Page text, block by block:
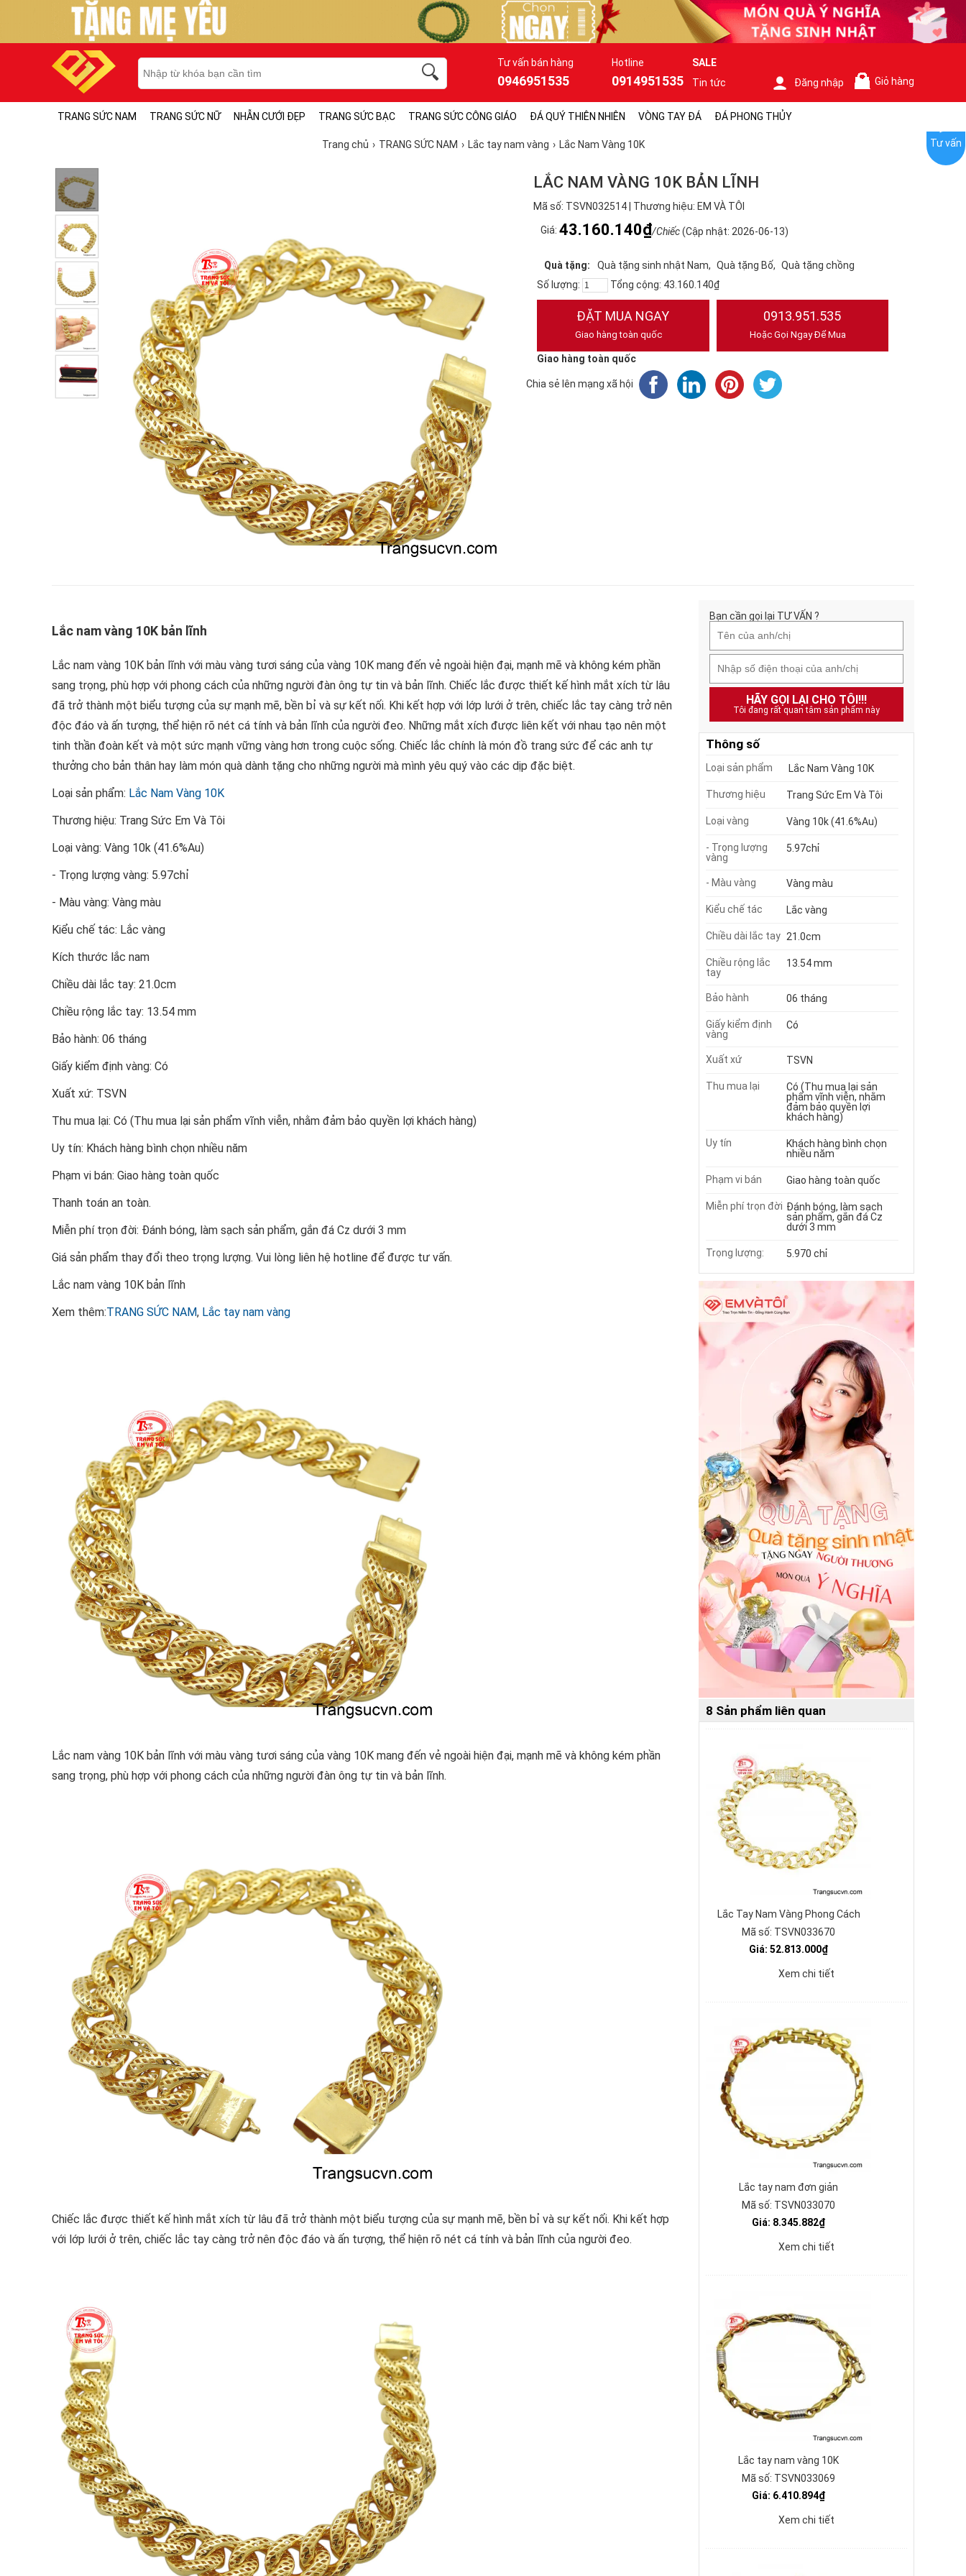
Tư vấn bán hàng
0946951535
Hotline
0914951535
SALE
Tin tức
Đăng nhập Giỏ hàng
TRANG SỨC NAM TRANG SỨC NỮ NHẪN CƯỚI ĐẸP TRANG SỨC BẠC TRANG SỨC CÔNG GIÁO ĐÁ QUÝ THIÊN NHIÊN VÒNG TAY ĐÁ ĐÁ PHONG THỦY
Trang chủ TRANG SỨC NAM Lắc tay nam vàng Lắc Nam Vàng 10K
LẮC NAM VÀNG 10K BẢN LĨNH
Mã số: TSVN032514 | Thương hiệu: EM VÀ TÔI
Giá: 43.160.140₫/Chiếc(Cập nhật: 2026-06-13)
Quà tặng: Quà tặng sinh nhật Nam Quà tặng Bố
Quà tặng chồng
Số lượng:
Tổng cộng: 43.160.140₫
ĐẶT MUA NGAY
Giao hàng toàn quốc
0913.951.535
Hoặc Gọi Ngay Để Mua
Giao hàng toàn quốc
Chia sẻ lên mạng xã hội
Lắc nam vàng 10K bản lĩnh
Lắc nam vàng 10K bản lĩnh với màu vàng tươi sáng của vàng 10K mang đến vẻ ngoài hiện đại, mạnh mẽ và không kém phần
sang trọng, phù hợp với phong cách của những người đàn ông tự tin và bản lĩnh. Chiếc lắc được thiết kế hình mắt xích từ lâu
đã trở thành một biểu tượng của sự mạnh mẽ, bền bỉ và sự kết nối. Khi kết hợp với lớp lưới ở trên, chiếc lắc tay càng trở nên
độc đáo và ấn tượng, thể hiện rõ nét cá tính và bản lĩnh của người đeo. Những mắt xích được liên kết với nhau tạo nên một
tinh thần đoàn kết và một sức mạnh vững vàng hơn trong cuộc sống. Chiếc lắc chính là món đồ trang sức để các anh tự
thưởng cho bản thân hay làm món quà dành tặng cho những người mà mình yêu quý vào các dịp đặc biệt.
Loại sản phẩm: Lắc Nam Vàng 10K
Thương hiệu: Trang Sức Em Và Tôi
Loại vàng: Vàng 10k (41.6%Au)
- Trọng lượng vàng: 5.97chỉ
- Màu vàng: Vàng màu
Kiểu chế tác: Lắc vàng
Kích thước lắc nam
Chiều dài lắc tay: 21.0cm
Chiều rộng lắc tay: 13.54 mm
Bảo hành: 06 tháng
Giấy kiểm định vàng: Có
Xuất xứ: TSVN
Thu mua lại: Có (Thu mua lại sản phẩm vĩnh viễn, nhằm đảm bảo quyền lợi khách hàng)
Uy tín: Khách hàng bình chọn nhiều năm
Phạm vi bán: Giao hàng toàn quốc
Thanh toán an toàn.
Miễn phí trọn đời: Đánh bóng, làm sạch sản phẩm, gắn đá Cz dưới 3 mm
Giá sản phẩm thay đổi theo trọng lượng. Vui lòng liên hệ hotline để được tư vấn.
Lắc nam vàng 10K bản lĩnh
Xem thêm:TRANG SỨC NAM, Lắc tay nam vàng
Lắc nam vàng 10K bản lĩnh với màu vàng tươi sáng của vàng 10K mang đến vẻ ngoài hiện đại, mạnh mẽ và không kém phần
sang trọng, phù hợp với phong cách của những người đàn ông tự tin và bản lĩnh.
Chiếc lắc được thiết kế hình mắt xích từ lâu đã trở thành một biểu tượng của sự mạnh mẽ, bền bỉ và sự kết nối. Khi kết hợp
với lớp lưới ở trên, chiếc lắc tay càng trở nên độc đáo và ấn tượng, thể hiện rõ nét cá tính và bản lĩnh của người đeo.
Bạn cần gọi lại TƯ VẤN ?
HÃY GỌI LẠI CHO TÔI!!!
Tôi đang rất quan tâm sản phẩm này
Thông số
Loại sản phẩm Lắc Nam Vàng 10K
Thương hiệu Trang Sức Em Và Tôi
Loại vàng Vàng 10k (41.6%Au)
- Trọng lượng
vàng
5.97chỉ
- Màu vàng Vàng màu
Kiểu chế tác Lắc vàng
Chiều dài lắc tay 21.0cm
Chiều rộng lắc
tay
13.54 mm
Bảo hành 06 tháng
Giấy kiểm định
vàng
Có
Xuất xứ TSVN
Thu mua lại
Có (Thu mua lại sản
phẩm vĩnh viễn, nhằm
đảm bảo quyền lợi
khách hàng)
Uy tín
Khách hàng bình chọn
nhiều năm
Phạm vi bán Giao hàng toàn quốc
Miễn phí trọn đời Đánh bóng, làm sạch
sản phẩm, gắn đá Cz
dưới 3 mm
Trọng lượng: 5.970 chỉ
8 Sản phẩm liên quan
Lắc Tay Nam Vàng Phong Cách
Mã số: TSVN033670
Giá: 52.813.000₫
Xem chi tiết
Lắc tay nam đơn giản
Mã số: TSVN033070
Giá: 8.345.882₫
Xem chi tiết
Lắc tay nam vàng 10K
Mã số: TSVN033069
Giá: 6.410.894₫
Xem chi tiết
Tư vấn